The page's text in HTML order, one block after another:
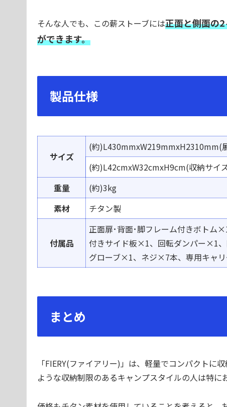
そんな人でも、この薪ストーブには正面と側面の
ができます。
製品仕様
サイズ
(約)L430mmxW219mmxH2310mm(
(約)L42cmxW32cmxH9cm(収納サイ
重量
(約)3kg
素材
チタン製
付属品
正面扉･背面･脚フレーム付きボトム
付きサイド板×1、回転ダンパー ×1
グローブ×1、 ネジ×7本、専用キャ
まとめ
「FIERY(ファイアリー)」は、軽量でコンパクトに
ような収納制限のあるキャンプスタイルの人は特に